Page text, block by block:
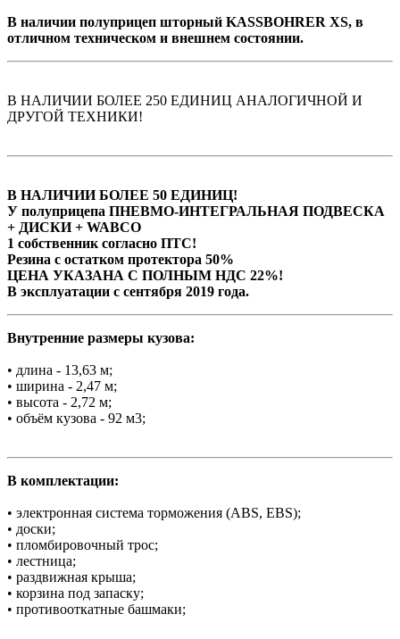
В наличии полуприцеп шторный KASSBOHRER XS, в
отличном техническом и внешнем состоянии.
В НАЛИЧИИ БОЛЕЕ 250 ЕДИНИЦ АНАЛОГИЧНОЙ И
ДРУГОЙ ТЕХНИКИ!
В НАЛИЧИИ БОЛЕЕ 50 ЕДИНИЦ!
У полуприцепа ПНЕВМО-ИНТЕГРАЛЬНАЯ ПОДВЕСКА
+ ДИСКИ + WABCO
1 собственник согласно ПТС!
Резина с остатком протектора 50%
ЦЕНА УКАЗАНА С ПОЛНЫМ НДС 22%!
В эксплуатации с сентября 2019 года.
Внутренние размеры кузова:
• длина - 13,63 м;
• ширина - 2,47 м;
• высота - 2,72 м;
• объём кузова - 92 м3;
В комплектации:
• электронная система торможения (ABS, EBS);
• доски;
• пломбировочный трос;
• лестница;
• раздвижная крыша;
• корзина под запаску;
• противооткатные башмаки;